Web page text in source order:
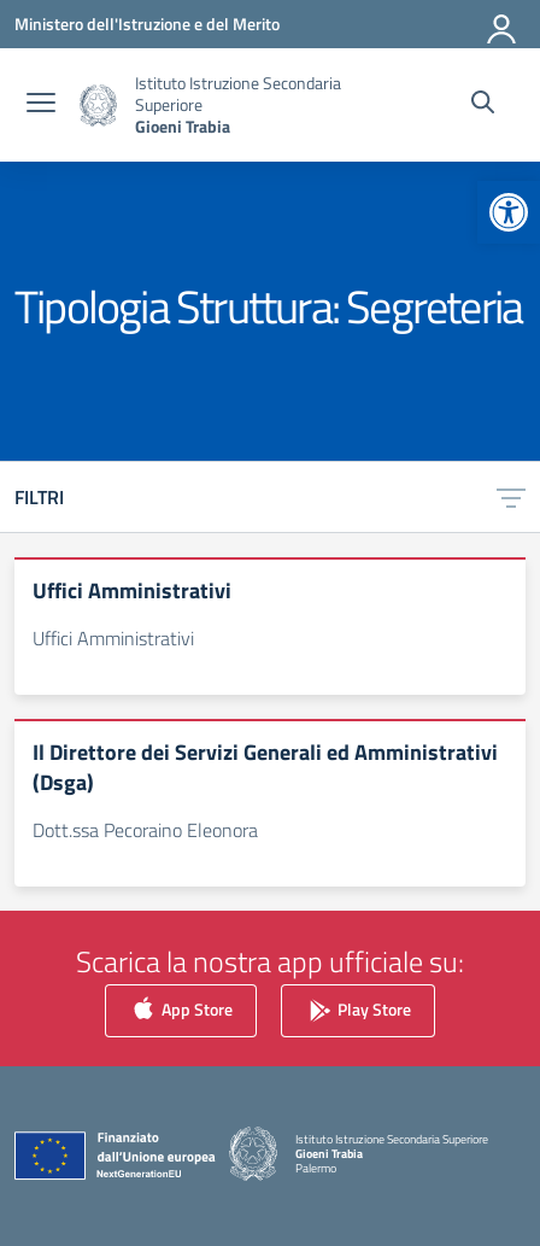
Vai ai contenuti
Vai al menu di navigazione
Vai al footer
Ministero dell'Istruzione e del Merito
Istituto Istruzione Secondaria
Superiore
Gioeni Trabia
Tipologia Struttura:Segreteria
FILTRI
Uffici Amministrativi
Uffici Amministrativi
Il Direttore dei Servizi Generali ed Amministrativi
(Dsga)
Dott.ssa Pecoraino Eleonora
Scarica la nostra app ufficiale su:
App Store Play Store
Istituto Istruzione Secondaria Superiore
Gioeni Trabia
Palermo